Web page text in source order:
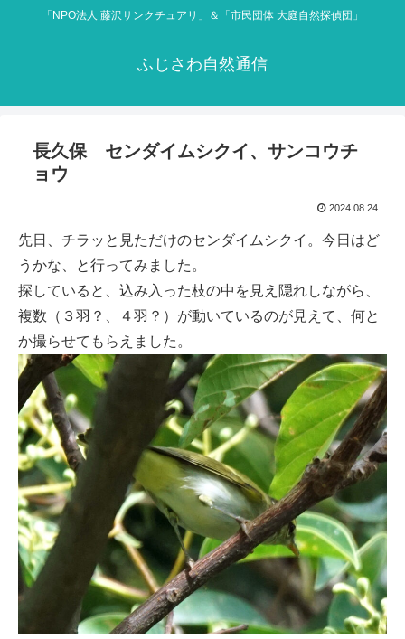
「NPO法人 藤沢サンクチュアリ」＆「市民団体 大庭自然探偵団」
ふじさわ自然通信
長久保 センダイムシクイ、サンコウチ
ョウ
2024.08.24
先日、チラッと見ただけのセンダイムシクイ。今日はど
うかな、と行ってみました。
探していると、込み入った枝の中を見え隠れしながら、
複数（３羽？、４羽？）が動いているのが見えて、何と
か撮らせてもらえました。